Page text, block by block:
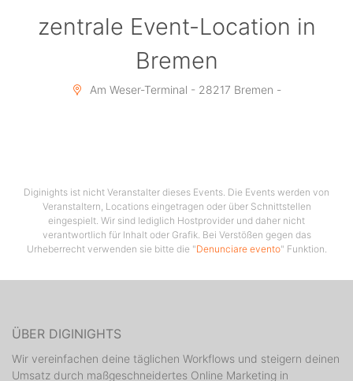
zentrale Event-Location in
Bremen
Am Weser-Terminal - 28217 Bremen -
Diginights ist nicht Veranstalter dieses Events. Die Events werden von
Veranstaltern, Locations eingetragen oder über Schnittstellen
eingespielt. Wir sind lediglich Hostprovider und daher nicht
verantwortlich für Inhalt oder Grafik. Bei Verstößen gegen das
Urheberrecht verwenden sie bitte die "Denunciare evento" Funktion.
ÜBER DIGINIGHTS
Wir vereinfachen deine täglichen Workflows und steigern deinen
Umsatz durch maßgeschneidertes Online Marketing in